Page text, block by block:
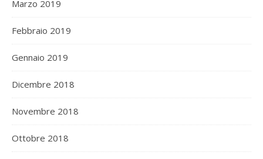
Marzo 2019
Febbraio 2019
Gennaio 2019
Dicembre 2018
Novembre 2018
Ottobre 2018